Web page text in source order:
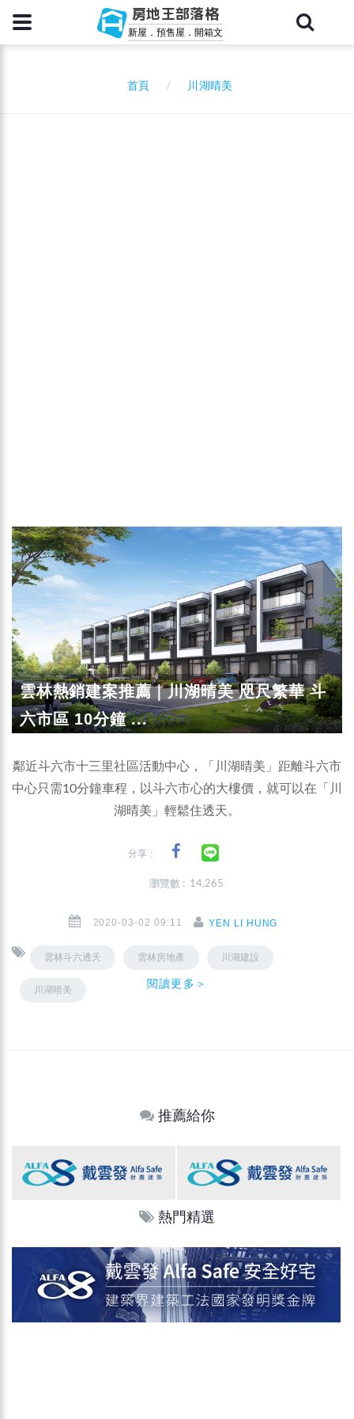
房地王部落格
新屋．預售屋．開箱文
首頁 川湖晴美
雲林熱銷建案推薦｜川湖晴美 咫尺繁華 斗
六市區 10分鐘 ...
鄰近斗六市十三里社區活動中心，「川湖晴美」距離斗六市
中心只需10分鐘車程，以斗六市心的大樓價，就可以在「川
湖晴美」輕鬆住透天。
分享：
瀏覽數 : 14,265
2020-03-02 09:11 YEN LI HUNG
雲林斗六透天 雲林房地產 川湖建設
川湖晴美 閱讀更多＞
推薦給你
熱門精選